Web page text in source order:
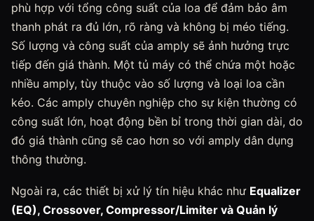
phù hợp với tổng công suất của loa để đảm bảo âm
thanh phát ra đủ lớn, rõ ràng và không bị méo tiếng.
Số lượng và công suất của amply sẽ ảnh hưởng trực
tiếp đến giá thành. Một tủ máy có thể chứa một hoặc
nhiều amply, tùy thuộc vào số lượng và loại loa cần
kéo. Các amply chuyên nghiệp cho sự kiện thường có
công suất lớn, hoạt động bền bỉ trong thời gian dài, do
đó giá thành cũng sẽ cao hơn so với amply dân dụng
thông thường.
Ngoài ra, các thiết bị xử lý tín hiệu khác như Equalizer
(EQ), Crossover, Compressor/Limiter và Quản lý